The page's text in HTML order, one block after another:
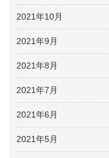
2021年10月
2021年9月
2021年8月
2021年7月
2021年6月
2021年5月